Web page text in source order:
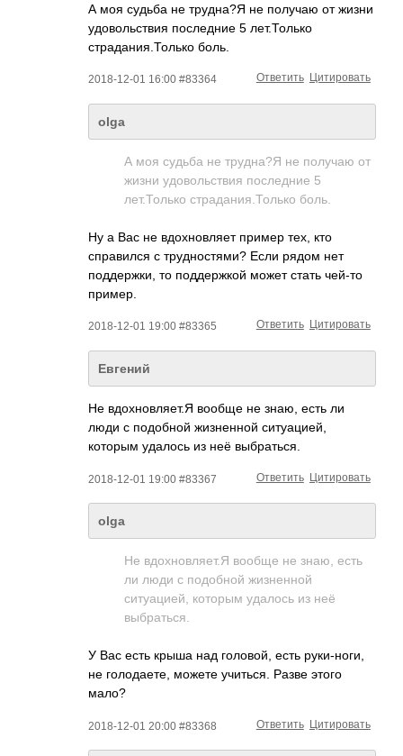
А моя судьба не трудна?Я не получаю от жизни
удовольствия последние 5 лет.Только
страдания.Только боль.
2018-12-01 16:00 #83364 Цитировать
Ответить
olga
А моя судьба не трудна?Я не получаю от
жизни удовольствия последние 5
лет.Только страдания.Только боль.
Ну а Вас не вдохновляет пример тех, кто
справился с трудностями? Если рядом нет
поддержки, то поддержкой может стать чей-то
пример.
2018-12-01 19:00 #83365 Цитировать
Ответить
Евгений
Не вдохновляет.Я вообще не знаю, есть ли
люди с подобной жизненной ситуацией,
которым удалось из неё выбраться.
2018-12-01 19:00 #83367 Цитировать
Ответить
olga
Не вдохновляет.Я вообще не знаю, есть
ли люди с подобной жизненной
ситуацией, которым удалось из неё
выбраться.
У Вас есть крыша над головой, есть руки-ноги,
не голодаете, можете учиться. Разве этого
мало?
2018-12-01 20:00 #83368 Цитировать
Ответить